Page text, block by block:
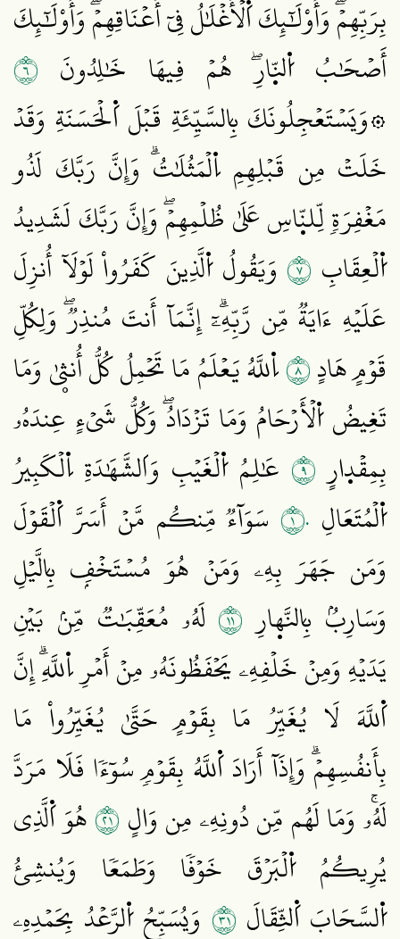
بِرَبِّهِمۡۖ وَأُوْلَٰٓئِكَ اَ۬لۡأَغۡلَٰلُ فِيٓ أَعۡنَاقِهِمۡۖ وَأُوْلَٰٓئِكَ
أَصۡحَٰبُ اُ۬لنّ۪ارِۖ هُمۡ فِيهَا خَٰلِدُونَ ٦
۞وَيَسۡتَعۡجِلُونَكَ بِالسَّيِّئَةِ قَبۡلَ اَ۬لۡحَسَنَةِ وَقَدۡ
خَلَتۡ مِن قَبۡلِهِمِ اِ۬لۡمَثُلَٰتُۗ وَإِنَّ رَبَّكَ لَذُو
مَغۡفِرَةٖ لِّلنّ۪اسِ عَلَىٰ ظُلۡمِهِمۡۖ وَإِنَّ رَبَّكَ لَشَدِيدُ
اُ۬لۡعِقَابِ ٧ وَيَقُولُ اُ۬لَّذِينَ كَفَرُواْ لَوۡلَآ أُنزِلَ
عَلَيۡهِ ءَايَةٞ مِّن رَّبِّهِۦٓۗ إِنَّمَآ أَنتَ مُنذِرٞۖ وَلِكُلِّ
قَوۡمٍ هَادٍ٨اِ۬للَّهُ يَعۡلَمُ مَا تَحۡمِلُ كُلُّ أُنثۭيٰ وَمَا
تَغِيضُ اُ۬لۡأَرۡحَامُ وَمَا تَزۡدَادُۖ وَكُلُّ شَيۡءٍ عِندَهُۥ
بِمِقۡد۪ارٍ ٩ عَٰلِمُ اُ۬لۡغَيۡبِ وَاَلشَّهَٰدَةِ اِ۬لۡكَبِيرُ
اُ۬لۡمُتَعَالِ ١٠ سَوَآءٞ مِّنكُم مَّنۡ أَسَرَّ اَ۬لۡقَوۡلَ
وَمَن جَهَرَ بِهِۦ وَمَنۡ هُوَ مُسۡتَخۡفِۢ بِالَّيۡلِ
وَسَارِبُۢ بِالنَّه۪ارِ ١١ لَهُۥ مُعَقِّبَٰتٞ مِّنۢ بَيۡنِ
يَدَيۡهِ وَمِنۡ خَلۡفِهِۦ يَحۡفَظُونَهُۥ مِنۡ أَمۡرِ اِ۬للَّهِۗ إِنَّ
اَ۬للَّهَ لَا يُغَيِّرُ مَا بِقَوۡمٍ حَتَّىٰ يُغَيِّرُواْ مَا
بِأَنفُسِهِمۡۗ وَإِذَآ أَرَادَ اَ۬للَّهُ بِقَوۡمٖ سُوٓءٗا فَلَا مَرَدَّ
لَهُۥۚ وَمَا لَهُم مِّن دُونِهِۦ مِن وَالٍ١٢هُوَ اَ۬لَّذِي
يُرِيكُمُ اُ۬لۡبَرۡقَ خَوۡفٗا وَطَمَعٗا وَيُنشِئُ
اُ۬لسَّحَابَ اَ۬لثِّقَالَ ١٣ وَيُسَبِّحُ اُ۬لرَّعۡدُ بِحَمۡدِهِۦ